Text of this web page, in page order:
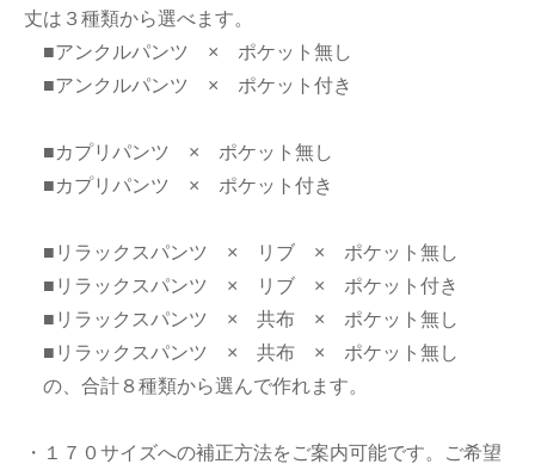
丈は３種類から選べます。
■アンクルパンツ × ポケット無し
■アンクルパンツ × ポケット付き
■カプリパンツ × ポケット無し
■カプリパンツ × ポケット付き
■リラックスパンツ × リブ × ポケット無し
■リラックスパンツ × リブ × ポケット付き
■リラックスパンツ × 共布 × ポケット無し
■リラックスパンツ × 共布 × ポケット無し
の、合計８種類から選んで作れます。
・１７０サイズへの補正方法をご案内可能です。ご希望